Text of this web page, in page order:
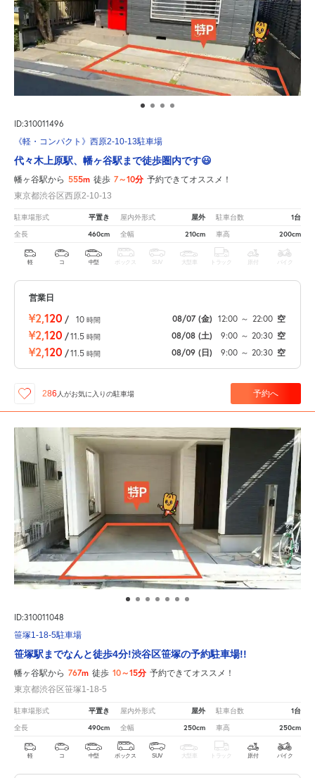
ID:310011496
《軽・コンパクト》西原2-10-13駐車場
代々木上原駅、幡ヶ谷駅まで徒歩圏内です😃
幡ヶ谷駅から 555m 徒歩 7～10分 予約できてオススメ！
東京都渋谷区西原2-10-13
駐車場形式 平置き 屋内外形式 屋外 駐車台数 1台
全長 460cm 全幅 210cm 車高 200cm
軽 コ 中型 ボックス SUV 大型車 トラック 原付 バイク
営業日
¥2,120 / 10 時間 08/07 (金) 12:00 ～ 22:00 空
¥2,120 /11.5 時間 08/08 (土) 9:00 ～ 20:30 空
¥2,120 /11.5 時間 08/09 (日) 9:00 ～ 20:30 空
286 人がお気に入りの駐車場 予約へ
ID:310011048
笹塚1-18-5駐車場
笹塚駅までなんと徒歩4分!渋谷区笹塚の予約駐車場!!
幡ヶ谷駅から 767m 徒歩 10～15分 予約できてオススメ！
東京都渋谷区笹塚1-18-5
駐車場形式 平置き 屋内外形式 屋外 駐車台数 1台
全長 490cm 全幅 250cm 車高 250cm
軽 コ 中型 ボックス SUV 大型車 トラック 原付 バイク